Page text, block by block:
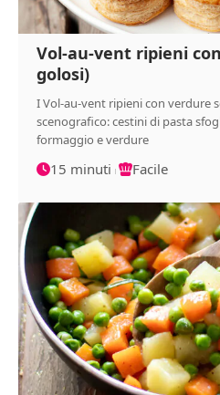
Vol-au-vent ripieni
golosi)
I Vol-au-vent ripieni con verdure
scenografico: cestini di pasta
formaggio e verdure
15 minuti Facile